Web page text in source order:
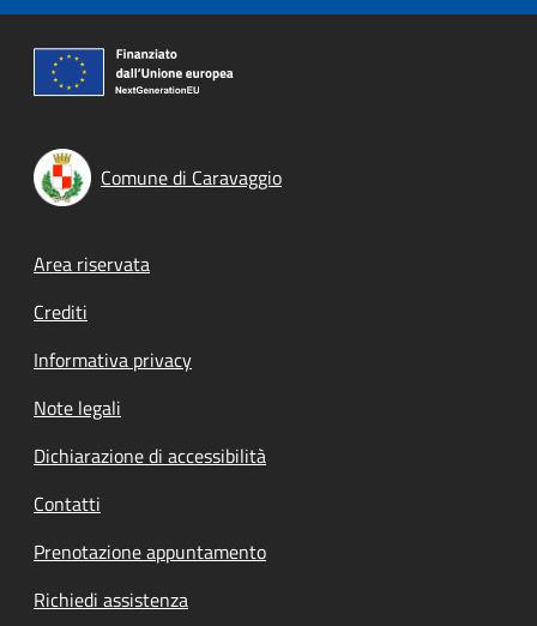
Comune di Caravaggio
Footer menu
Area riservata
Crediti
Informativa privacy
Note legali
Dichiarazione di accessibilità
Contatti
Prenotazione appuntamento
Richiedi assistenza